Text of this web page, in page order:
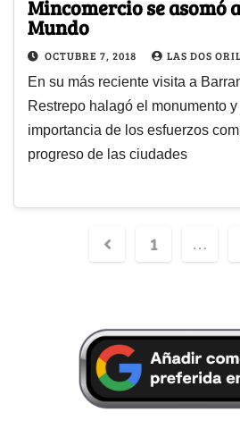
Mincomercio se asomó
Mundo
OCTUBRE 7, 2018 LAS DOS
En su más reciente visita a
Restrepo halagó el monumento
importancia de los esfuerzos
progreso de las ciudades
1 …